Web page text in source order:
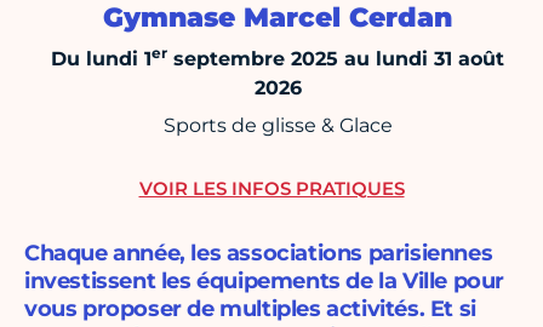
Gymnase Marcel Cerdan
Du lundi 1er septembre 2025 au lundi 31 août
2026
Sports de glisse & Glace
Chaque année, les associations parisiennes
investissent les équipements de la Ville pour
vous proposer de multiples activités. Et si
VOIR LES INFOS PRATIQUES